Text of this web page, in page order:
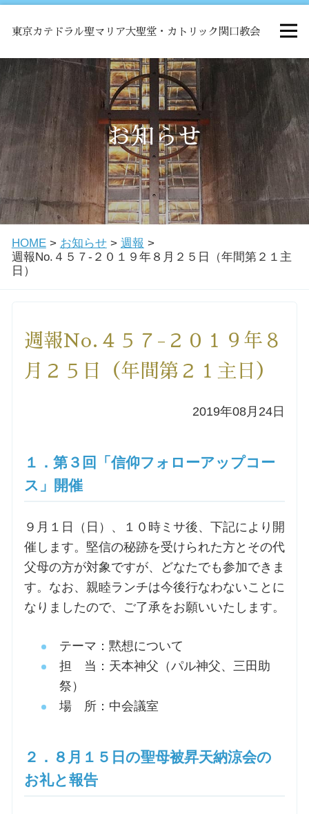
東京カテドラル聖マリア大聖堂・カトリック関口教会
HOME
ミサ
お知らせ
関口教会について
教会学校・中高生会
洗礼を希望される方
講座のご案内
森田神父の講座
シスター中島の講座
教区カテキスタの講座
三田助祭の講座
オルガンメディテーション
交通・アクセス
交通・アクセス
お知らせ
HOME> お知らせ> 週報 >
週報No.４５７-２０１９年８月２５日（年間第２１主
日）
週報No.４５７-２０１９年８
月２５日（年間第２１主日）
2019年08月24日
１．第３回「信仰フォローアップコー
ス」開催
９月１日（日）、１０時ミサ後、下記により開
催します。堅信の秘跡を受けられた方とその代
父母の方が対象ですが、どなたでも参加できま
す。なお、親睦ランチは今後行なわないことに
なりましたので、ご了承をお願いいたします。
テーマ：黙想について
担 当：天本神父（パル神父、三田助
祭）
場 所：中会議室
２．８月１５日の聖母被昇天納涼会の
お礼と報告